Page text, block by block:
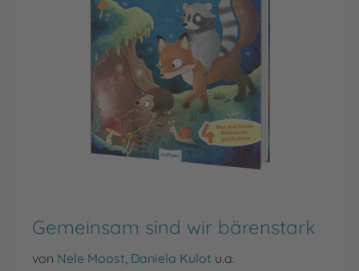
Gemeinsam sind wir bärenstark
von Nele Moost Daniela Kulot u.a.